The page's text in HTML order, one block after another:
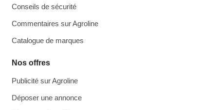
Conseils de sécurité
Commentaires sur Agroline
Catalogue de marques
Nos offres
Publicité sur Agroline
Déposer une annonce